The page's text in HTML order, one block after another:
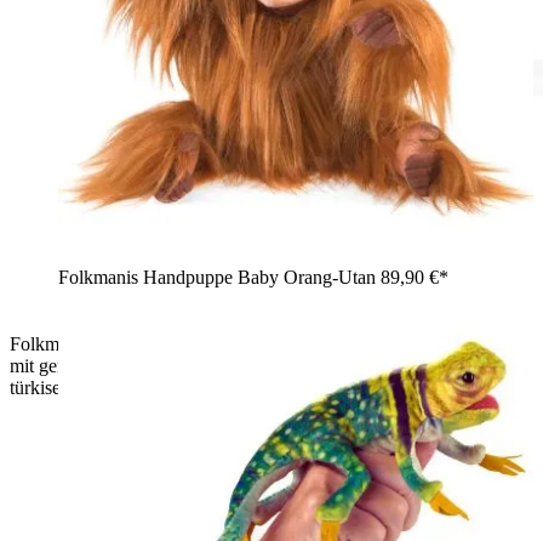
Folkmanis Handpuppe kleines Chamäleon in der Seitenansicht
mit geringeltem Schwanz, orangenem Rückenkamm und rot-
türkisem Muster.
Folkmanis Handpuppe Baby Orang-Utan 89,90 €*